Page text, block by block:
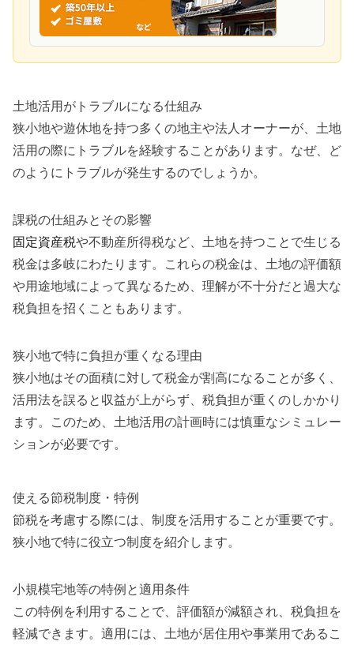
土地活用がトラブルになる仕組み
狭小地や遊休地を持つ多くの地主や法人オーナーが、土地
活用の際にトラブルを経験することがあります。なぜ、ど
のようにトラブルが発生するのでしょうか。
課税の仕組みとその影響
固定資産税や不動産所得税など、土地を持つことで生じる
税金は多岐にわたります。これらの税金は、土地の評価額
や用途地域によって異なるため、理解が不十分だと過大な
税負担を招くこともあります。
狭小地で特に負担が重くなる理由
狭小地はその面積に対して税金が割高になることが多く、
活用法を誤ると収益が上がらず、税負担が重くのしかかり
ます。このため、土地活用の計画時には慎重なシミュレー
ションが必要です。
使える節税制度・特例
節税を考慮する際には、制度を活用することが重要です。
狭小地で特に役立つ制度を紹介します。
小規模宅地等の特例と適用条件
この特例を利用することで、評価額が減額され、税負担を
軽減できます。適用には、土地が居住用や事業用であるこ